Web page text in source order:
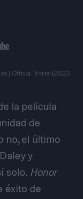
| Official Trailer (2023
la película
de
no, el último
y
solo. Honor
éxito de